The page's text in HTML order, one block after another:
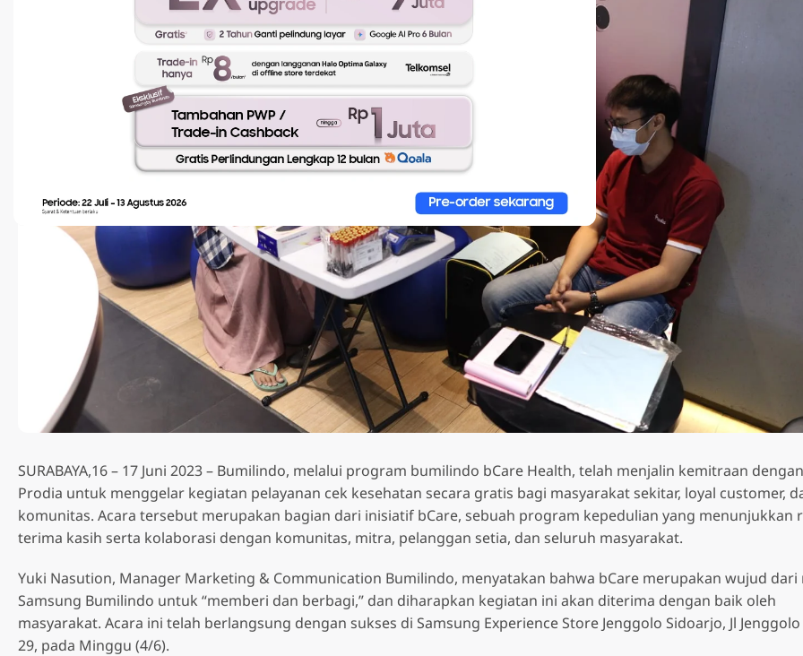
Smartphone
A Series
Samsung Galaxy A07
LTE
Samsung Galaxy A17 5G
Samsung Galaxy A26 5G
Samsung Galaxy A36 5G
Samsung Galaxy A37 5G
Samsung Galaxy A56 5G
Samsung Galaxy A57 5G
S Series
Samsung Galaxy S26 Ultra 5G
Samsung Galaxy S26 5G
Samsung Galaxy S25 5G
Z Series
Samsung Galaxy Z Flip7 5G
Enterprise
Smartphone
A Series
Samsung Galaxy A07
Samsung Galaxy A17
LTE
Samsung Galaxy A17 5G
Samsung Galaxy A26 5G
Samsung Galaxy A36 5G
Samsung Galaxy A37 5G
Samsung Galaxy A56 5G
S Series
Samsung
Samsung
Samsung
Samsung
Samsung
SURABAYA,16 – 17 Juni 2023 – Bumilindo, melalui program bumilindo bCare Health, telah menjalin kemitraan dengan
Prodia untuk menggelar kegiatan pelayanan cek kesehatan secara gratis bagi masyarakat sekitar, loyal customer,
komunitas. Acara tersebut merupakan bagian dari inisiatif bCare, sebuah program kepedulian yang menunjukkan
terima kasih serta kolaborasi dengan komunitas, mitra, pelanggan setia, dan seluruh masyarakat.
Yuki Nasution, Manager Marketing & Communication Bumilindo, menyatakan bahwa bCare merupakan wujud dari
Samsung Bumilindo untuk “memberi dan berbagi,” dan diharapkan kegiatan ini akan diterima dengan baik oleh
masyarakat. Acara ini telah berlangsung dengan sukses di Samsung Experience Store Jenggolo Sidoarjo, Jl Jenggolo
29, pada Minggu (4/6).